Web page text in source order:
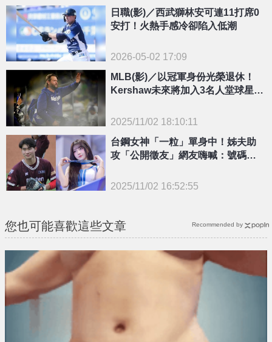
日職(影)／西武獅林安可連11打席0
安打！火熱手感冷卻陷入低潮
2026-05-02 17:09
{PLAYICON}
MLB(影)／以冠軍身份光榮退休！
Kershaw未來將加入3名人堂球星行
2025/11/02 18:10:11
台鋼女神「一粒」單身中！姊夫助
攻「公開徵友」網友嗨喊：號碼牌
2025/11/02 16:52:55
您也可能喜歡這些文章 Recommended by